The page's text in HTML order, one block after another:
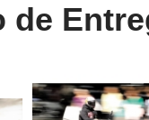
de